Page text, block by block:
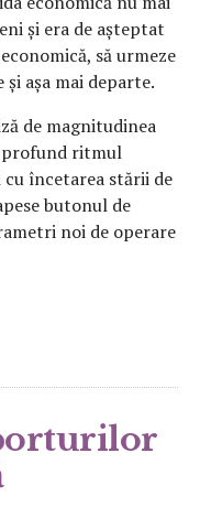
și era de așteptat
să urmeze
așa mai departe.
de magnitudinea
profund ritmul
cu încetarea stării de
butonul de
noi de operare